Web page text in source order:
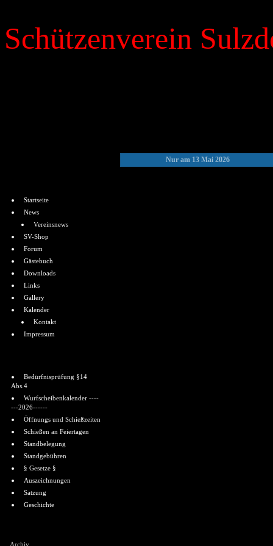
Schützenverein
Startseite
News
Vereinsnews
SV-Shop
Forum
Gästebuch
Downloads
Links
Gallery
Kalender
Kontakt
Impressum
Bedürfnisprüfung §14
Abs.4
Wurfscheibenkalender ----
---2026------
Öffnungs und Schießzeiten
Schießen an Feiertagen
Standbelegung
Standgebühren
§ Gesetze §
Auszeichnungen
Satzung
Geschichte
Archiv
Nur am 13 Mai 2026